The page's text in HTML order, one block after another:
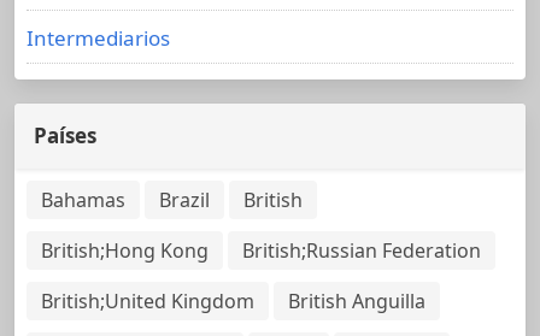
Intermediarios
Países
Bahamas Brazil
British
British;Hong Kong
British;Russian Federation
British;United Kingdom
British Anguilla